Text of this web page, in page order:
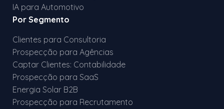
IA para Automotivo
Por Segmento
Clientes para Consultoria
Prospecção para Agências
Captar Clientes: Contabilidade
Prospecção para SaaS
Energia Solar B2B
Prospecção para Recrutamento